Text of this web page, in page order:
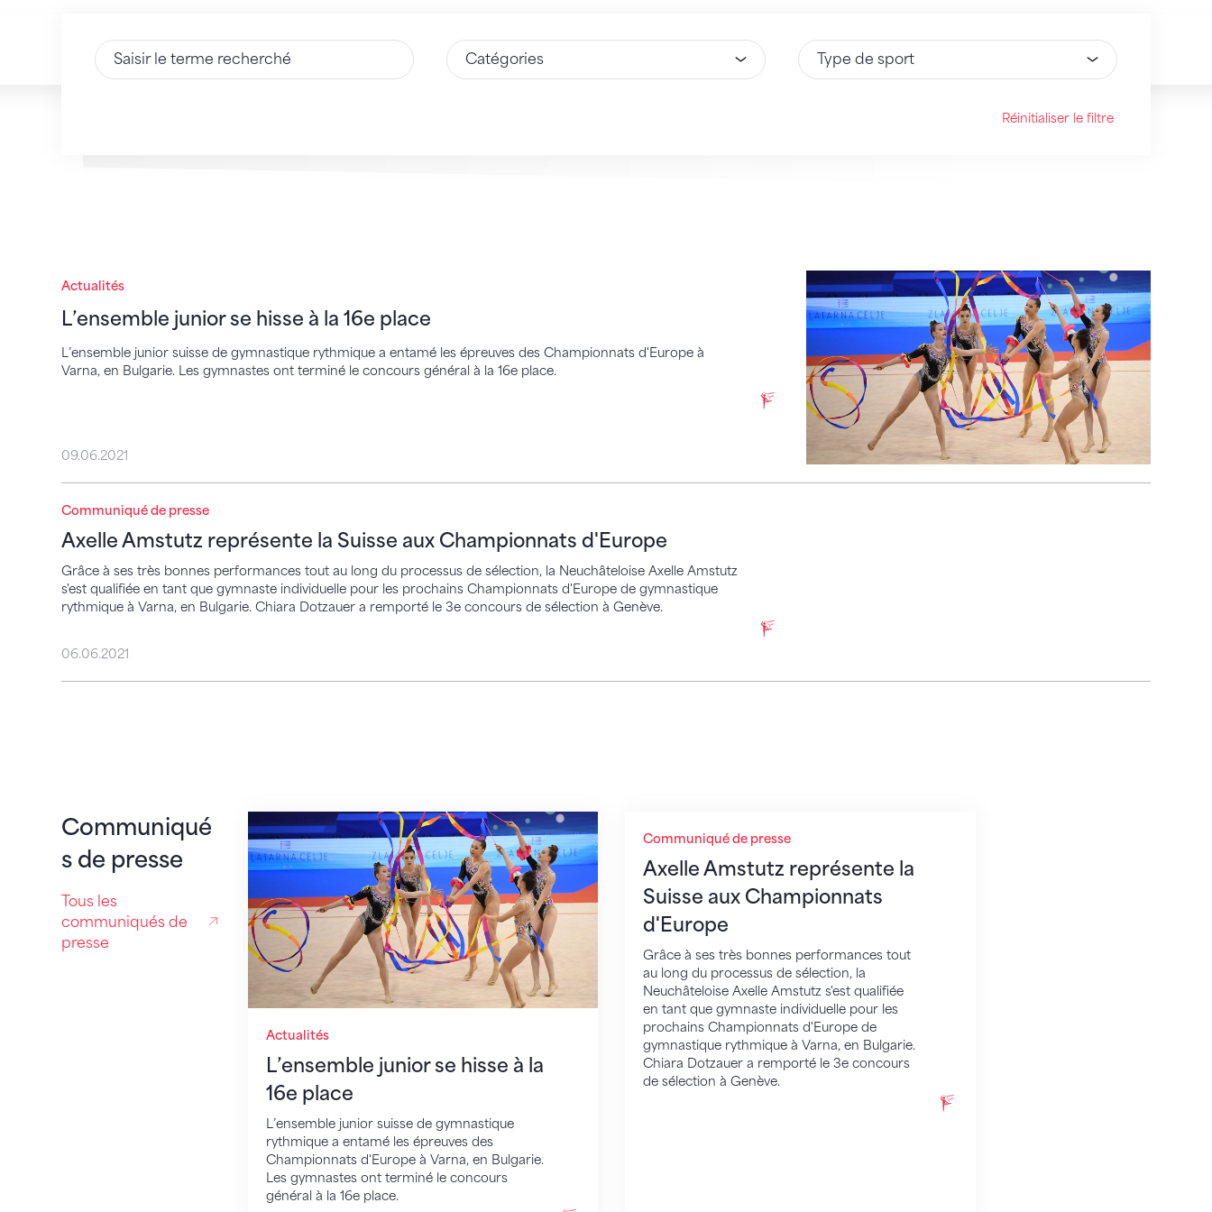
Saisir du texte Sélectionnez une option Sélectionnez une option
Réinitialiser le filtre
Actualités
L’ensemble junior se hisse à la 16e place
L’ensemble junior suisse de gymnastique rythmique a entamé les épreuves des Championnats d'Europe à
Varna, en Bulgarie. Les gymnastes ont terminé le concours général à la 16e place.
L’ensemble junior se hisse à la 16e place
09.06.2021
Communiqué de presse
Axelle Amstutz représente la Suisse aux Championnats d'Europe
Grâce à ses très bonnes performances tout au long du processus de sélection, la Neuchâteloise Axelle Amstutz
s'est qualifiée en tant que gymnaste individuelle pour les prochains Championnats d'Europe de gymnastique
rythmique à Varna, en Bulgarie. Chiara Dotzauer a remporté le 3e concours de sélection à Genève.
Axelle Amstutz représente la Suisse aux Championnats d'Europe
06.06.2021
Communiqué
s de presse
Tous les
communiqués de
presse
Actualités
L’ensemble junior se hisse à la
16e place
L’ensemble junior suisse de gymnastique
rythmique a entamé les épreuves des
Championnats d'Europe à Varna, en Bulgarie.
Les gymnastes ont terminé le concours
général à la 16e place.
L’ensemble junior se hisse à la 16e place
Communiqué de presse
Axelle Amstutz représente la
Suisse aux Championnats
d'Europe
Grâce à ses très bonnes performances tout
au long du processus de sélection, la
Neuchâteloise Axelle Amstutz s'est qualifiée
en tant que gymnaste individuelle pour les
prochains Championnats d'Europe de
gymnastique rythmique à Varna, en Bulgarie.
Chiara Dotzauer a remporté le 3e concours
de sélection à Genève.